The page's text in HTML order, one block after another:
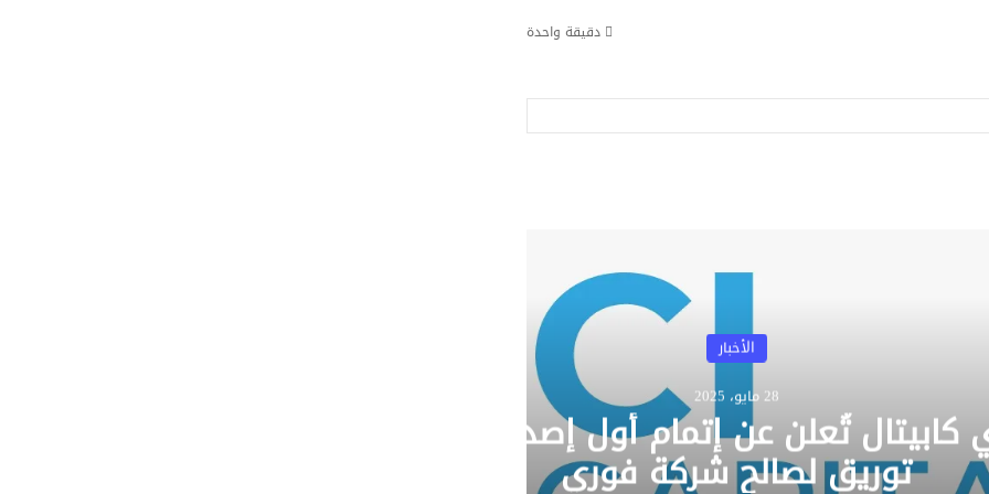
دقيقة واحدة
الأخبار
3 يناير، 2026
Galaxy S26 Ultra سيقدم شاشة بميزة هي الأولى
من نوعها في العالم